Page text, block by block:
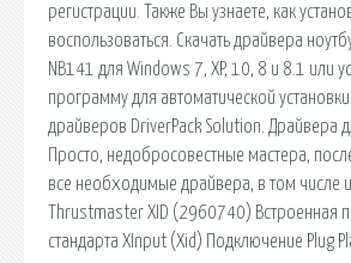
регистрации. Также Вы узнаете, как
воспользоваться. Скачать драйвера
NB141 для Windows 7, XP, 10, 8 и 8.1 или
программу для автоматической
драйверов DriverPack Solution. Драйвера
Просто, недобросовестные мастера,
все необходимые драйвера, в том числе
Thrustmaster XID (2960740) Встроенная
стандарта XInput (Xid) Подключение Plug